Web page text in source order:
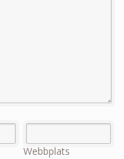
Webbplats